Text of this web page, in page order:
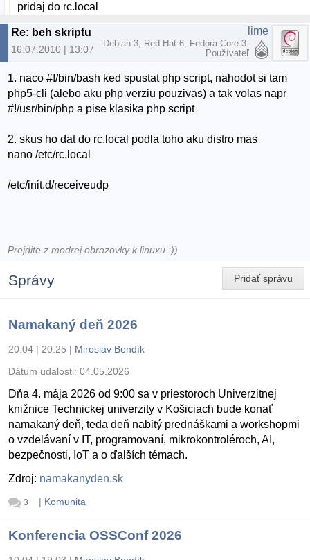
pridaj do rc.local
Re: beh skriptu po zapnuti PC
16.07.2010 | 13:07
lime
Debian 3, Red Hat 6, Fedora Core 3
Používateľ
1. naco #!/bin/bash ked spustat php script, nahodot si tam
php5-cli (alebo aku php verziu pouzivas) a tak volas napr
#!/usr/bin/php a pise klasika php script
2. skus ho dat do rc.local podla toho aku distro mas
nano /etc/rc.local
/etc/init.d/receiveudp
Prejdite z modrej obrazovky k linuxu :))
Pridať správu
Správy
Namakaný deň 2026
20.04 | 20:25 | Miroslav Bendík
Dátum udalosti: 04.05.2026
Dňa 4. mája 2026 od 9:00 sa v priestoroch Univerzitnej
knižnice Technickej univerzity v Košiciach bude konať
namakaný deň, teda deň nabitý prednáškami a workshopmi
o vzdelávaní v IT, programovaní, mikrokontroléroch, AI,
bezpečnosti, IoT a o ďalších témach.
Zdroj: namakanyden.sk
3 | Komunita
Konferencia OSSConf 2026